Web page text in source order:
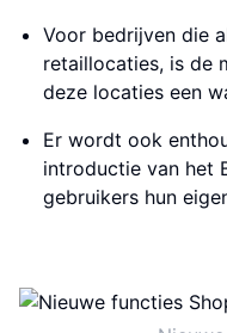
Voor bedrijven die
retaillocaties, is de
deze locaties een
Er wordt ook
introductie van het
gebruikers hun